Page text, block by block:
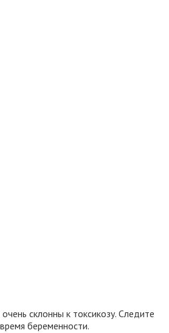
склонны к токсикозу. Следите
беременности.